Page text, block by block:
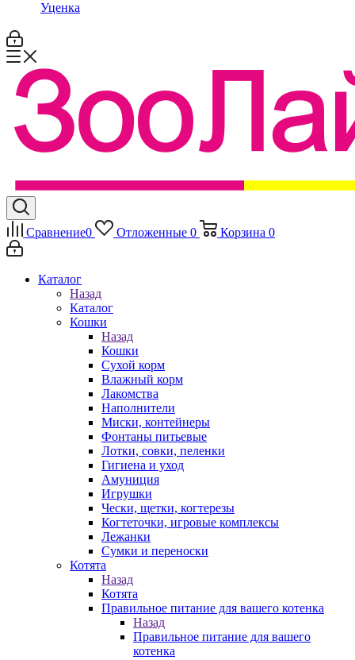
Уценка
Сравнение0 Отложенные 0 Корзина 0
Каталог
Назад
Каталог
Кошки
Назад
Кошки
Сухой корм
Влажный корм
Лакомства
Наполнители
Миски, контейнеры
Фонтаны питьевые
Лотки, совки, пеленки
Гигиена и уход
Амуниция
Игрушки
Чески, щетки, когтерезы
Когтеточки, игровые комплексы
Лежанки
Сумки и переноски
Котята
Назад
Котята
Правильное питание для вашего котенка
Назад
Правильное питание для вашего
котенка